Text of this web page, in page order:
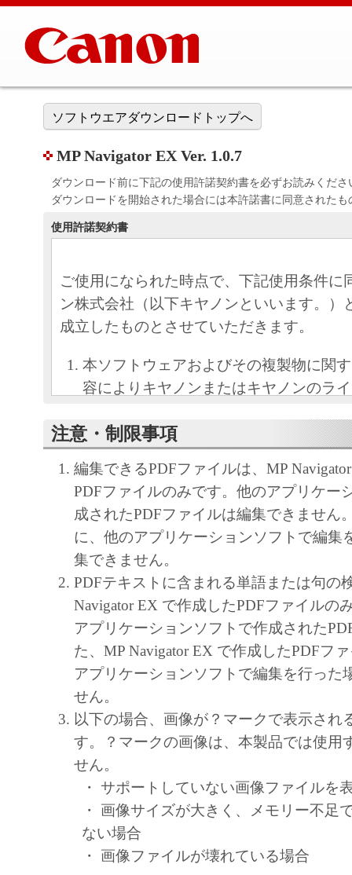
ソフトウエアダウンロードトップへ
MP Navigator EX Ver. 1.0.7
ダウンロード前に下記の使用許諾契約書を必ずお読みくださ
ダウンロードを開始された場合には本許諾書に同意された
使用許諾契約書
ご使用になられた時点で、下記使用条件に
ン株式会社（以下キヤノンといいます。）
成立したものとさせていただきます。
本ソフトウェアおよびその複製物に関
容によりキヤノンまたはキヤノンのラ
キヤノンは、本ソフトウェアのユーザ
ノン製品を利用する目的で本ソフトウ
独占的権利を許諾します。
ユーザーは、本ソフトウェアの全部ま
改変、リバース・エンジニアリング、
は逆アセンブル等することはできませ
キヤノン、キヤノンマーケティングジ
よびキヤノンのライセンサーは、本ソ
ザーの特定の目的のために適当である
用であること、または本ソフトウェア
と、その他本ソフトウェアに関してい
しません。
キヤノン、キヤノンマーケティングジ
よびキヤノンのライセンサーは、本ソ
に付随または関連して生ずる直接的ま
失、損害等について、いかなる場合に
任を負いません。
ユーザーは、日本国政府または該当国
許可等を得ることなしに、本ソフトウ
注意・制限事項
編集できるPDFファイルは、MP
PDFファイルのみです。他のアプリケー
成されたPDFファイルは編集できません
に、他のアプリケーションソフトで編集
集できません。
PDFテキストに含まれる単語または句の
Navigator EX で作成したPDFファイルの
アプリケーションソフトで作成された
た、MP Navigator EX で作成したPDFフ
アプリケーションソフトで編集を行った
せん。
以下の場合、画像が？マークで表示され
す。？マークの画像は、本製品では使用
せん。
・ サポートしていない画像ファイルを
・ 画像サイズが大きく、メモリー不足
ない場合
・ 画像ファイルが壊れている場合